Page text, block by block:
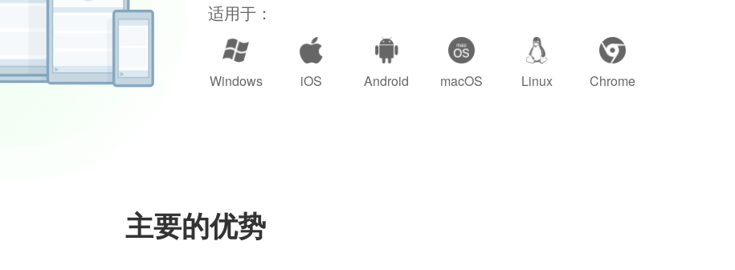
适用于：
Windows iOS Android macOS Linux Chrome
主要的优势